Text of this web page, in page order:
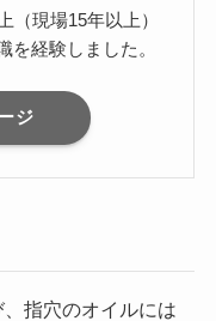
（現場15年以上）
を経験しました。
ジ
指穴のオイルには